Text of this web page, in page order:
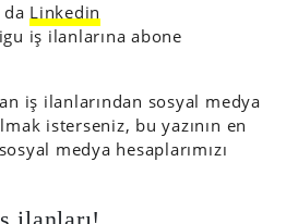
da Linkedin
iş ilanlarına abone
iş ilanlarından sosyal medya
isterseniz, bu yazının en
medya hesaplarımızı